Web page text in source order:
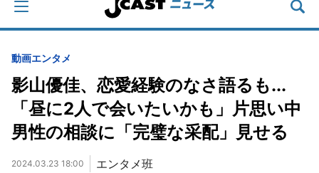
動画エンタメ
影山優佳、恋愛経験のなさ語るも...
「昼に2人で会いたいかも」片思い中
男性の相談に「完璧な采配」見せる
2024.03.23 18:00 エンタメ班